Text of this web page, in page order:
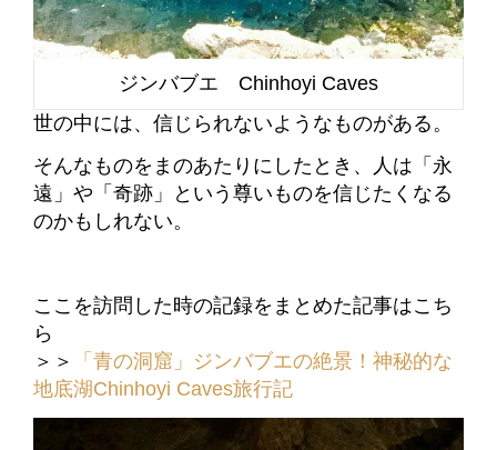
ジンバブエ Chinhoyi Caves
世の中には、信じられないようなものがある。
そんなものをまのあたりにしたとき、人は「永
遠」や「奇跡」という尊いものを信じたくなる
のかもしれない。
ここを訪問した時の記録をまとめた記事はこち
ら
＞＞
「青の洞窟」ジンバブエの絶景！神秘的な
地底湖Chinhoyi Caves旅行記